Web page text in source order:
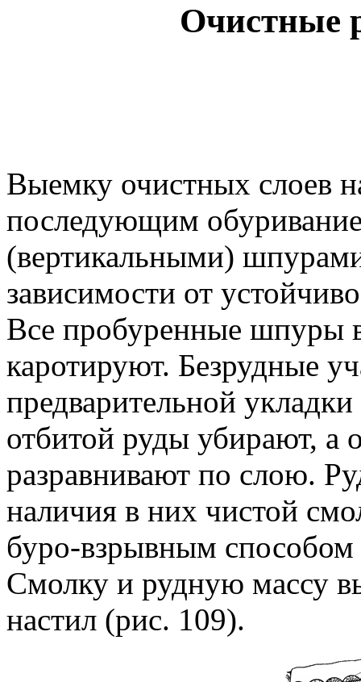
Очистные
Выемку очистных слоев
последующим
(вертикальными)
зависимости от
Все пробуренные шпуры
каротируют. Безрудные
предварительной
отбитой руды убирают, а
разравнивают по слою.
наличия в них чистой
буро-взрывным
Смолку и рудную массу
настил (рис. 109).